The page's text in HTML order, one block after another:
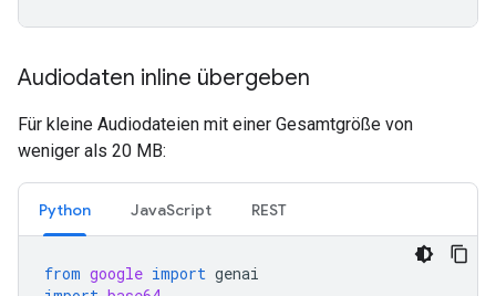
Audiodaten inline übergeben
Für kleine Audiodateien mit einer Gesamtgröße von
weniger als 20 MB:
Python JavaScript REST
from google import genai